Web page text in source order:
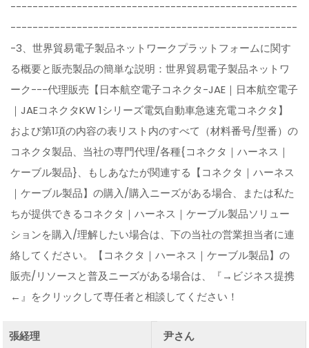
----------------------------------------------------
----------------------------------------------------
-3、世界貿易電子製品ネットワークプラットフォームに関す
る概要と販売製品の簡単な説明：世界貿易電子製品ネットワ
ーク---代理販売【日本航空電子コネクタ-JAE｜日本航空電子
｜JAEコネクタKW 1シリーズ電気自動車急速充電コネクタ】
および第1項の内容の表リスト内のすべて（材料番号/型番）の
コネクタ製品、当社の専門代理/各種{コネクタ｜ハーネス｜
ケーブル製品}、もしあなたが関連する【コネクタ｜ハーネス
｜ケーブル製品】の購入/購入ニーズがある場合、または私た
ちが提供できるコネクタ｜ハーネス｜ケーブル製品ソリュー
ションを購入/理解したい場合は、下の当社の営業担当者に連
絡してください。【コネクタ｜ハーネス｜ケーブル製品】の
販売/リソースと普及ニーズがある場合は、『→ビジネス提携
←』をクリックして専任者と相談してください！
張経理
尹さん